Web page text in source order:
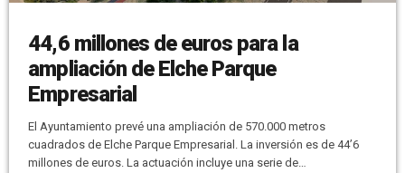
44,6 millones de euros para la
ampliación de Elche Parque
Empresarial
El Ayuntamiento prevé una ampliación de 570.000 metros
cuadrados de Elche Parque Empresarial. La inversión es de 44’6
millones de euros. La actuación incluye una serie de